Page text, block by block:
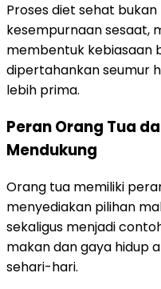
Proses diet sehat
kesempurnaan sesaat,
membentuk kebiasaan
dipertahankan seumur
lebih prima.
Peran Orang Tua
Mendukung
Orang tua memiliki
menyediakan pilihan
sekaligus menjadi
makan dan gaya hidup
sehari-hari.